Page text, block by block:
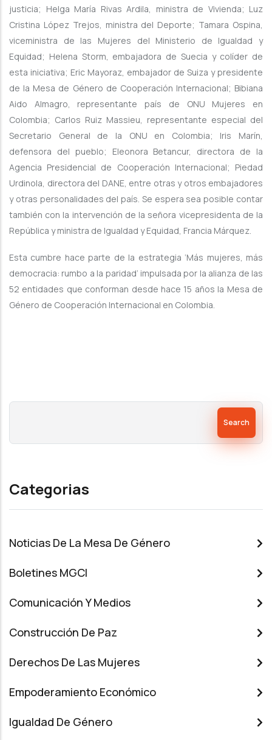
justicia; Helga María Rivas Ardila, ministra de Vivienda; Luz
Cristina López Trejos, ministra del Deporte; Tamara Ospina,
viceministra de las Mujeres del Ministerio de Igualdad y
Equidad; Helena Storm, embajadora de Suecia y colíder de
esta iniciativa; Eric Mayoraz, embajador de Suiza y presidente
de la Mesa de Género de Cooperación Internacional; Bibiana
Aido Almagro, representante país de ONU Mujeres en
Colombia; Carlos Ruiz Massieu, representante especial del
Secretario General de la ONU en Colombia; Iris Marín,
defensora del pueblo; Eleonora Betancur, directora de la
Agencia Presidencial de Cooperación Internacional; Piedad
Urdinola, directora del DANE, entre otras y otros embajadores
y otras personalidades del país. Se espera sea posible contar
también con la intervención de la señora vicepresidenta de la
República y ministra de Igualdad y Equidad, Francia Márquez.
Esta cumbre hace parte de la estrategia ‘Más mujeres, más
democracia: rumbo a la paridad’ impulsada por la alianza de las
52 entidades que conforman desde hace 15 años la Mesa de
Género de Cooperación Internacional en Colombia.
Categorias
Noticias De La Mesa De Género
Boletines MGCI
Comunicación Y Medios
Construcción De Paz
Derechos De Las Mujeres
Empoderamiento Económico
Igualdad De Género